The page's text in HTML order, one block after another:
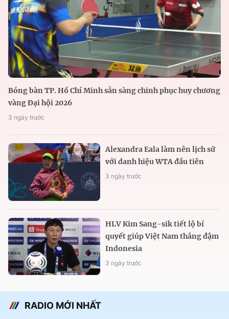
Bóng bàn TP. Hồ Chí Minh sẵn sàng chinh phục huy chương
vàng Đại hội 2026
3 ngày trước
Alexandra Eala làm nên lịch sử
với danh hiệu WTA đầu tiên
3 ngày trước
HLV Kim Sang-sik tiết lộ bí
quyết giúp Việt Nam thắng đậm
Indonesia
3 ngày trước
RADIO MỚI NHẤT